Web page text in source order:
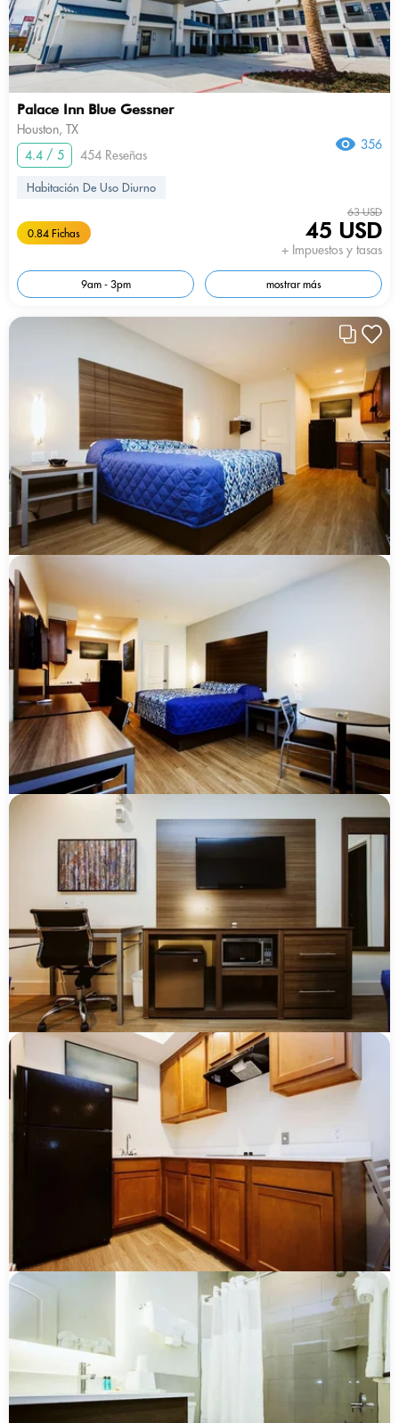
Palace Inn Blue Gessner
Houston, TX
4.4 / 5
454 Reseñas
356
Habitación De Uso Diurno
0.84 Fichas
63 USD
45 USD
+ Impuestos y tasas
9am - 3pm mostrar más